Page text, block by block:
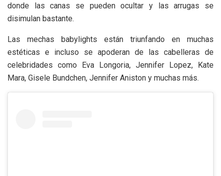
donde las canas se pueden ocultar y las arrugas se
disimulan bastante.
Las mechas babylights están triunfando en muchas
estéticas e incluso se apoderan de las cabelleras de
celebridades como Eva Longoria, Jennifer Lopez, Kate
Mara, Gisele Bundchen, Jennifer Aniston y muchas más.